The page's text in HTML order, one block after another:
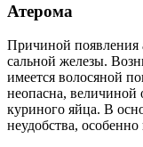
Атерома
Причиной появления
сальной железы.
имеется волосяной
неопасна, величиной
куриного яйца. В
неудобства,